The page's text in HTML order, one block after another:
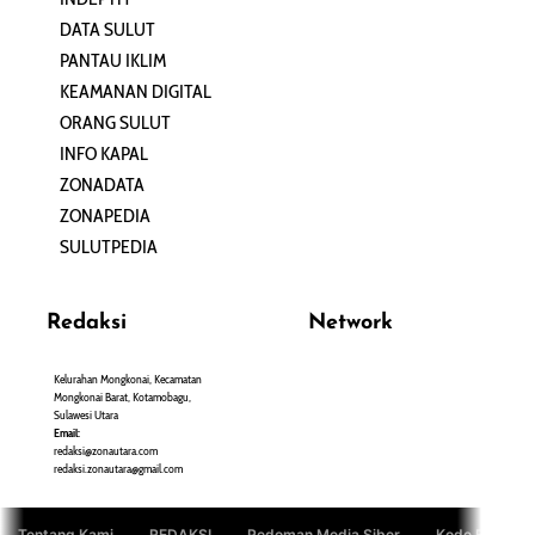
DATA SULUT
PANTAU IKLIM
KEAMANAN DIGITAL
ORANG SULUT
INFO KAPAL
ZONADATA
ZONAPEDIA
SULUTPEDIA
Redaksi
Kelurahan Mongkonai, Kecamatan
Mongkonai Barat, Kotamobagu,
Sulawesi Utara
Email:
redaksi@zonautara.com
redaksi.zonautara@gmail.com
Network